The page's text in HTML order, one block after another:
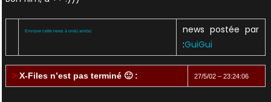
Envoyer cette news à un(e) ami(e)
news postée par
:GuiGui
>X-Files n’est pas terminé 🙂 : 27/5/02 – 23:24:06